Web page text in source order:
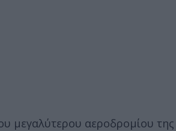
μεγαλύτερου αεροδρομίου της